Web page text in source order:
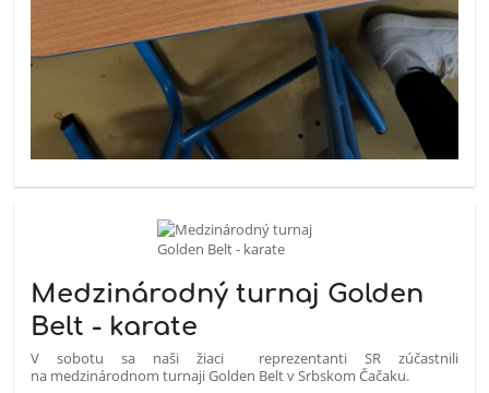
Medzinárodný turnaj Golden
Belt - karate
V sobotu sa naši žiaci reprezentanti SR zúčastnili
na medzinárodnom turnaji Golden Belt v Srbskom Čačaku.